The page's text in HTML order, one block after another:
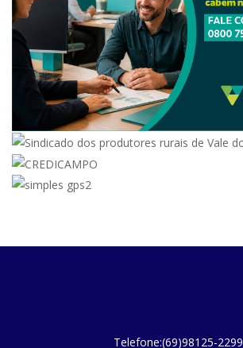
Telefone:(69)98125-2299